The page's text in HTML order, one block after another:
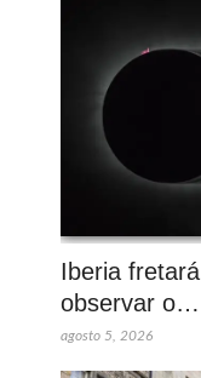
Iberia
observar o…
agosto 5, 2026